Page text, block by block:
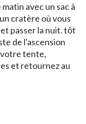
avec un sac à
cratère où vous
passer la nuit. tôt
de l'ascension
tente,
et retournez au